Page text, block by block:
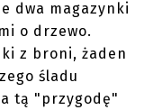
dwa magazynki
o drzewo.
z broni, żaden
śladu
tą "przygodę"